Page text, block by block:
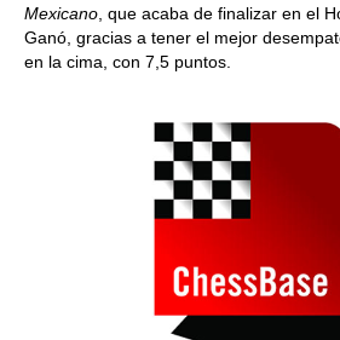
Mexicano , que acaba de finalizar en el
Ganó, gracias a tener el mejor
en la cima, con 7,5 puntos.